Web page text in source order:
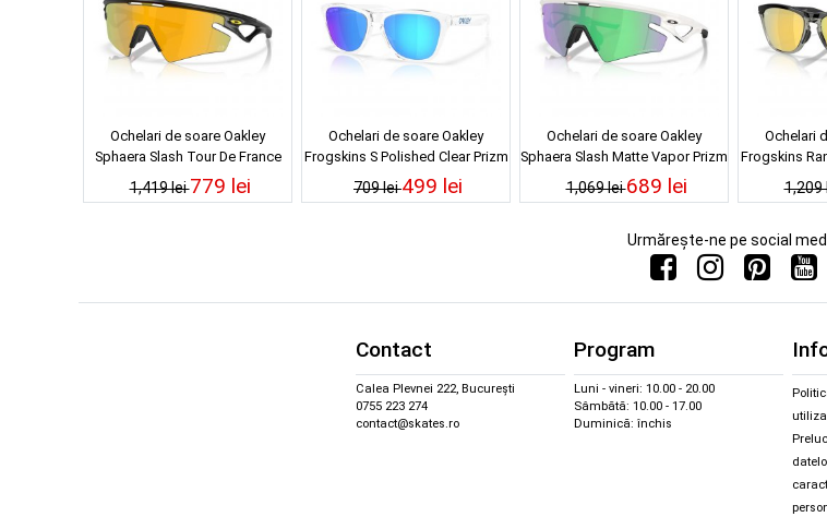
Ochelari de soare Oakley
Sphaera Slash Tour De France
Matte Black Ink Prizm 24K
Polarized
1,419 lei779 lei
Ochelari de soare Oakley
Frogskins S Polished Clear Prizm
Sapphire
709 lei499 lei
Ochelari de soare Oakley
Sphaera Slash Matte Vapor Prizm
Road Jade
1,069 lei689 lei
Ochelari
Frogskins
Matte Black
1,209
Urmărește-ne pe social
Contact
Calea Plevnei 222, București
0755 223 274
contact@skates.ro
Program
Luni - vineri: 10.00 - 20.00
Sâmbătă: 10.00 - 17.00
Duminică: închis